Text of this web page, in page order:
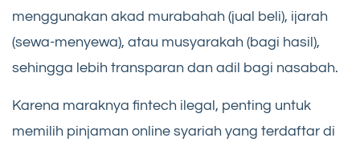
menggunakan akad murabahah (jual beli), ijarah
(sewa-menyewa), atau musyarakah (bagi hasil),
sehingga lebih transparan dan adil bagi nasabah.
Karena maraknya fintech ilegal, penting untuk
memilih pinjaman online syariah yang terdaftar di